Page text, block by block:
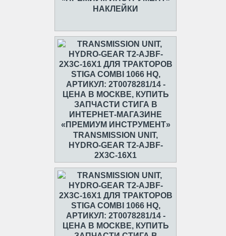
НАКЛЕЙКИ
TRANSMISSION UNIT,
HYDRO-GEAR T2-AJBF-
2X3C-16X1